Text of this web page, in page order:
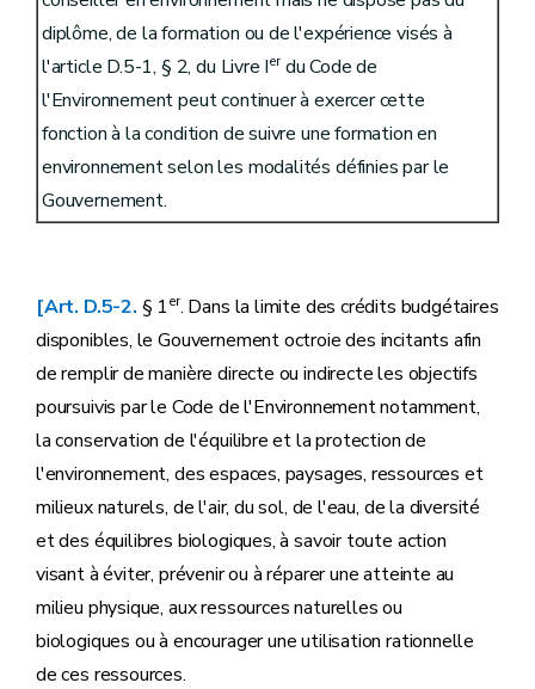
diplôme, de la formation ou de l'expérience visés à
l'article D.5-1, § 2, du Livre Ierdu Code de
l'Environnement peut continuer à exercer cette
fonction à la condition de suivre une formation en
environnement selon les modalités définies par le
Gouvernement.
[Art. D.5-2. § 1er. Dans la limite des crédits budgétaires
disponibles, le Gouvernement octroie des incitants afin
de remplir de manière directe ou indirecte les objectifs
poursuivis par le Code de l'Environnement notamment,
la conservation de l'équilibre et la protection de
l'environnement, des espaces, paysages, ressources et
milieux naturels, de l'air, du sol, de l'eau, de la diversité
et des équilibres biologiques, à savoir toute action
visant à éviter, prévenir ou à réparer une atteinte au
milieu physique, aux ressources naturelles ou
biologiques ou à encourager une utilisation rationnelle
de ces ressources.